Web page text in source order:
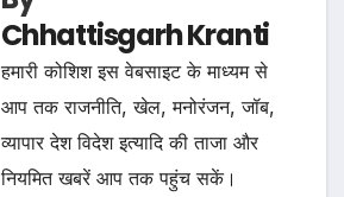
Chhattisgarh Kranti
हमारी कोशिश इस वेबसाइट के माध्यम से
आप तक राजनीति, खेल, मनोरंजन, जॉब,
व्यापार देश विदेश इत्यादि की ताजा और
नियमित खबरें आप तक पहुंच सकें।